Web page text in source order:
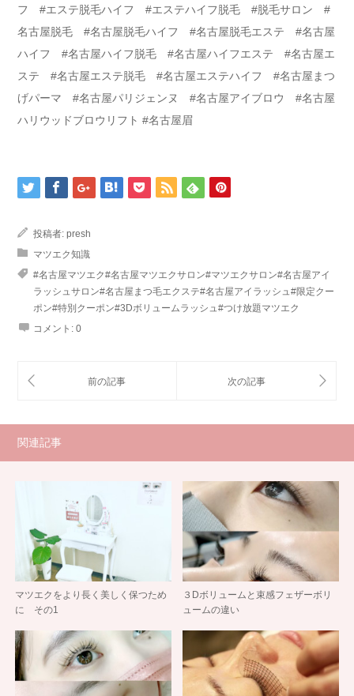
フ #エステ脱毛ハイフ #エステハイフ脱毛 #脱毛サロン #
名古屋脱毛 #名古屋脱毛ハイフ #名古屋脱毛エステ #名古屋
ハイフ #名古屋ハイフ脱毛 #名古屋ハイフエステ #名古屋エ
ステ #名古屋エステ脱毛 #名古屋エステハイフ #名古屋まつ
げパーマ #名古屋パリジェンヌ #名古屋アイブロウ #名古屋
ハリウッドブロウリフト #名古屋眉
投稿者: presh
マツエク知識
#名古屋マツエク#名古屋マツエクサロン#マツエクサロン#名古屋アイ
ラッシュサロン#名古屋まつ毛エクステ#名古屋アイラッシュ#限定クー
ポン#特別クーポン#3Dボリュームラッシュ#つけ放題マツエク
コメント: 0
関連記事
マツエクをより長く美しく保つため
に その1
３Dボリュームと束感フェザーボリ
ュームの違い